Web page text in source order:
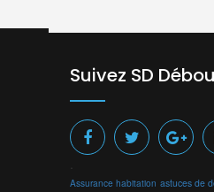
Suivez SD
Assurance habitation astuces de